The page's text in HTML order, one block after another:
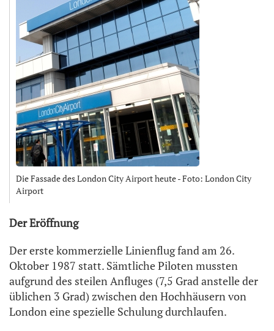
Die Fassade des London City Airport heute - Foto: London City
Airport
Der Eröffnung
Der erste kommerzielle Linienflug fand am 26.
Oktober 1987 statt. Sämtliche Piloten mussten
aufgrund des steilen Anfluges (7,5 Grad anstelle der
üblichen 3 Grad) zwischen den Hochhäusern von
London eine spezielle Schulung durchlaufen.